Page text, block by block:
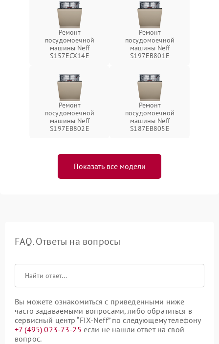
Ремонт
посудомоечной
машины Neff
S157ECX14E
Ремонт
посудомоечной
машины Neff
S197EB801E
Ремонт
посудомоечной
машины Neff
S197EB802E
Ремонт
посудомоечной
машины Neff
S187EB805E
Показать все модели
FAQ. Ответы на вопросы
Вы можете ознакомиться с приведенными ниже
часто задаваемыми вопросами, либо обратиться в
сервисный центр “FIX-Neff” по следующему телефону
+7 (495) 023-73-25 если не нашли ответ на свой
вопрос.